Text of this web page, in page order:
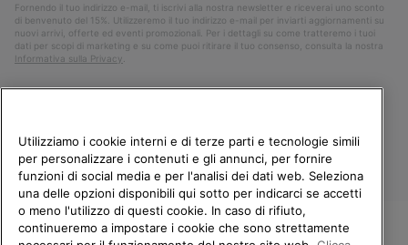
Fornendo il tuo indirizzo e-mail, ti iscrivi alla nostra newsletter e riceverai uno sconto
di benvenuto del 15%. Utilizzeremo il tuo indirizzo e-mail per inviarti aggiornamenti su
nuovi arrivi, offerte ed eventi promozionali. Per i dettagli su come tratteremo i tuoi
dati per scopi di marketing e su come puoi ritirare il tuo consenso, consulta la nostra
Informativa sulla Privacy
Italia
Utilizziamo i cookie interni e di terze parti e tecnologie simili
per personalizzare i contenuti e gli annunci, per fornire
funzioni di social media e per l'analisi dei dati web. Seleziona
una delle opzioni disponibili qui sotto per indicarci se accetti
o meno l'utilizzo di questi cookie. In caso di rifiuto,
continueremo a impostare i cookie che sono strettamente